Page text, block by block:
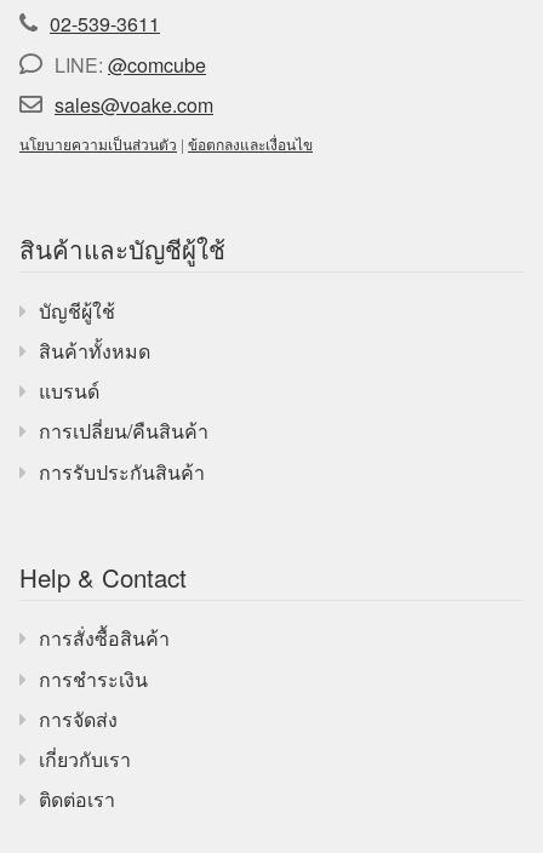
02-539-3611
LINE: @comcube
sales@voake.com
นโยบายความเป็นส่วนตัว | ข้อตกลงและเงื่อนไข
สินค้าและบัญชีผู้ใช้
บัญชีผู้ใช้
สินค้าทั้งหมด
แบรนด์
การเปลี่ยน/คืนสินค้า
การรับประกันสินค้า
Help & Contact
การสั่งซื้อสินค้า
การชำระเงิน
การจัดส่ง
เกี่ยวกับเรา
ติดต่อเรา